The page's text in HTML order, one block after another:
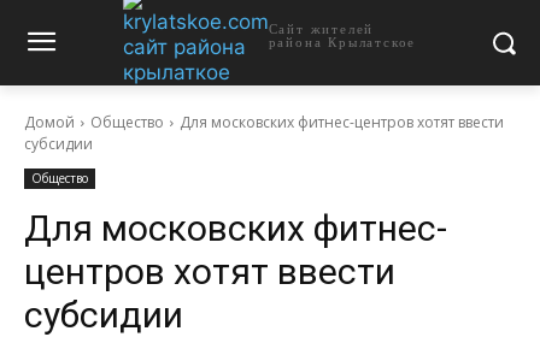
Сайт жителей
района Крылатское
Домой Общество
Для московских фитнес-центров хотят ввести
субсидии
Общество
Для московских фитнес-
центров хотят ввести
субсидии